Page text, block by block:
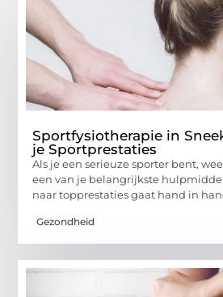
Sportfysiotherapie in
je Sportprestaties
Als je een serieuze sporter bent,
een van je belangrijkste
naar topprestaties gaat hand in
Gezondheid